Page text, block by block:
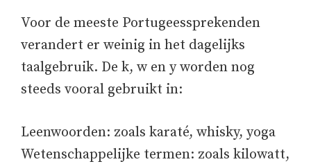
Voor de meeste Portugeessprekenden
verandert er weinig in het dagelijks
taalgebruik. De k, w en y worden nog
steeds vooral gebruikt in:
Leenwoorden: zoals karaté, whisky, yoga
Wetenschappelijke termen: zoals kilowatt,